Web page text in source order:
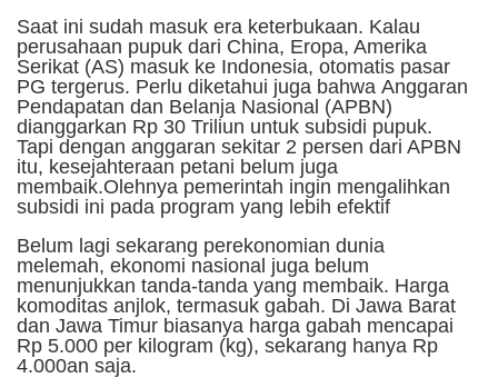
Saat ini sudah masuk era keterbukaan. Kalau
perusahaan pupuk dari China, Eropa, Amerika
Serikat (AS) masuk ke Indonesia, otomatis pasar
PG tergerus. Perlu diketahui juga bahwa Anggaran
Pendapatan dan Belanja Nasional (APBN)
dianggarkan Rp 30 Triliun untuk subsidi pupuk.
Tapi dengan anggaran sekitar 2 persen dari APBN
itu, kesejahteraan petani belum juga
membaik.Olehnya pemerintah ingin mengalihkan
subsidi ini pada program yang lebih efektif
Belum lagi sekarang perekonomian dunia
melemah, ekonomi nasional juga belum
menunjukkan tanda-tanda yang membaik. Harga
komoditas anjlok, termasuk gabah. Di Jawa Barat
dan Jawa Timur biasanya harga gabah mencapai
Rp 5.000 per kilogram (kg), sekarang hanya Rp
4.000an saja.